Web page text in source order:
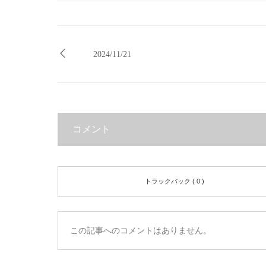
2024/11/21
コメント
トラックバック ( 0 )
この記事へのコメントはありません。